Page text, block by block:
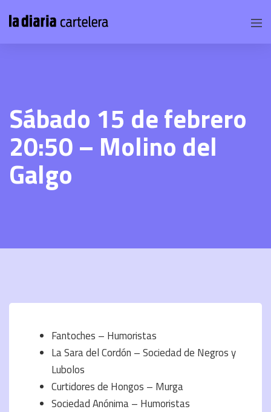
Sábado 15 de febrero
20:50 – Molino del
Galgo
Fantoches – Humoristas
La Sara del Cordón – Sociedad de Negros y
Lubolos
Curtidores de Hongos – Murga
Sociedad Anónima – Humoristas